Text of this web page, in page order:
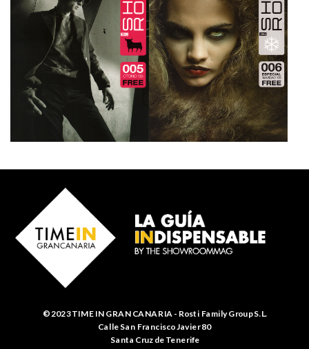
© 2023 TIME IN GRAN CANARIA - Rosti Family Group S.L.
Calle San Francisco Javier 80
Santa Cruz de Tenerife